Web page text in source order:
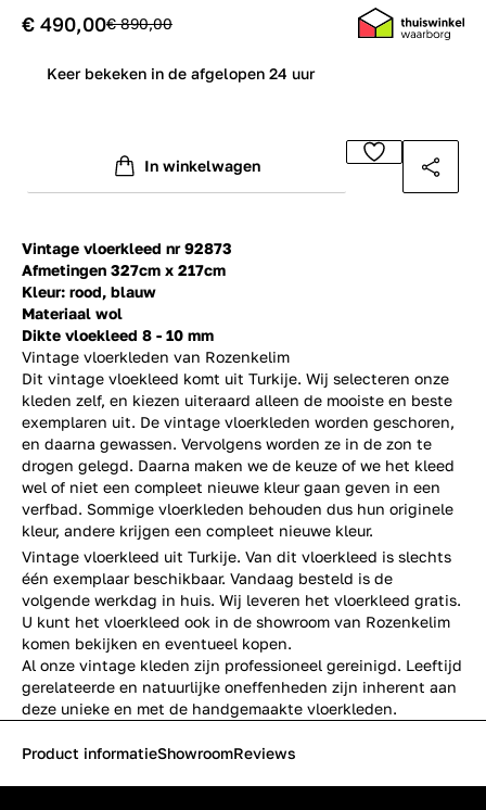
Vintage vloerkleed nr 92873
Afmetingen 327cm x 217cm
Kleur: rood, blauw
Materiaal wol
Dikte vloekleed 8 - 10 mm
Vintage vloerkleden van Rozenkelim
Dit vintage vloekleed komt uit Turkije. Wij selecteren onze
kleden zelf, en kiezen uiteraard alleen de mooiste en beste
exemplaren uit. De vintage vloerkleden worden geschoren,
en daarna gewassen. Vervolgens worden ze in de zon te
drogen gelegd. Daarna maken we de keuze of we het kleed
wel of niet een compleet nieuwe kleur gaan geven in een
verfbad. Sommige vloerkleden behouden dus hun originele
kleur, andere krijgen een compleet nieuwe kleur.
€ 490,00€ 890,00
Keer bekeken in de afgelopen 24 uur
In winkelwagen
Vintage vloerkleed uit Turkije. Van dit vloerkleed is slechts
één exemplaar beschikbaar. Vandaag besteld is de
volgende werkdag in huis. Wij leveren het vloerkleed gratis.
U kunt het vloerkleed ook in de showroom van Rozenkelim
komen bekijken en eventueel kopen.
Al onze vintage kleden zijn professioneel gereinigd. Leeftijd
gerelateerde en natuurlijke oneffenheden zijn inherent aan
deze unieke en met de handgemaakte vloerkleden.
Product informatieShowroomReviews